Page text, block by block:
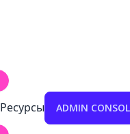
Ресурсы ADMIN